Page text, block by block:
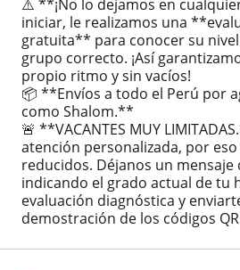
⚠️ **¡No lo dejamos en
iniciar, le realizamos una
gratuita** para conocer su
grupo correcto. ¡Así
propio ritmo y sin vacíos!
📦 **Envíos a todo el Perú por
como Shalom.**
🚨 **VACANTES MUY
atención personalizada, por
reducidos. Déjanos un
indicando el grado actual de tu
evaluación diagnóstica y
demostración de los códigos